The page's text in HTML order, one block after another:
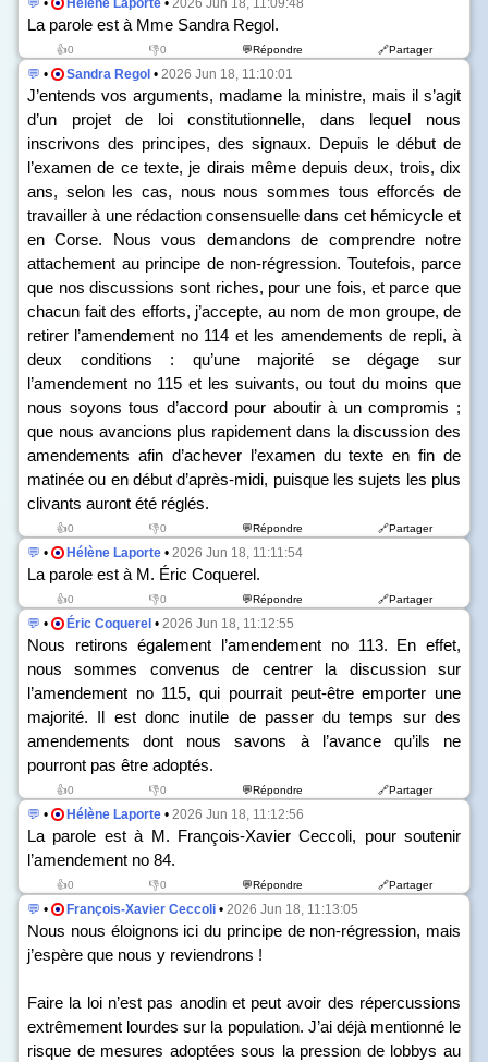
💬 • Hélène Laporte • 2026 Jun 18, 11:09:48
La parole est à Mme Sandra Regol.
👍0 👎0 💬Répondre 🔗Partager
💬 • Sandra Regol • 2026 Jun 18, 11:10:01
J’entends vos arguments, madame la ministre, mais il s’agit
d’un projet de loi constitutionnelle, dans lequel nous
inscrivons des principes, des signaux. Depuis le début de
l’examen de ce texte, je dirais même depuis deux, trois, dix
ans, selon les cas, nous nous sommes tous efforcés de
travailler à une rédaction consensuelle dans cet hémicycle et
en Corse. Nous vous demandons de comprendre notre
attachement au principe de non-régression. Toutefois, parce
que nos discussions sont riches, pour une fois, et parce que
chacun fait des efforts, j’accepte, au nom de mon groupe, de
retirer l’amendement no114 et les amendements de repli, à
deux conditions : qu’une majorité se dégage sur
l’amendement no115 et les suivants, ou tout du moins que
nous soyons tous d’accord pour aboutir à un compromis ;
que nous avancions plus rapidement dans la discussion des
amendements afin d’achever l’examen du texte en fin de
matinée ou en début d’après-midi, puisque les sujets les plus
clivants auront été réglés.
👍0 👎0 💬Répondre 🔗Partager
💬 • Hélène Laporte • 2026 Jun 18, 11:11:54
La parole est à M. Éric Coquerel.
👍0 👎0 💬Répondre 🔗Partager
💬 • Éric Coquerel • 2026 Jun 18, 11:12:55
Nous retirons également l’amendement no113. En effet,
nous sommes convenus de centrer la discussion sur
l’amendement no115, qui pourrait peut-être emporter une
majorité. Il est donc inutile de passer du temps sur des
amendements dont nous savons à l’avance qu’ils ne
pourront pas être adoptés.
👍0 👎0 💬Répondre 🔗Partager
💬 • Hélène Laporte • 2026 Jun 18, 11:12:56
La parole est à M. François-Xavier Ceccoli, pour soutenir
l’amendement no 84.
👍0 👎0 💬Répondre 🔗Partager
💬 • François-Xavier Ceccoli • 2026 Jun 18, 11:13:05
Nous nous éloignons ici du principe de non-régression, mais
j’espère que nous y reviendrons !
Faire la loi n’est pas anodin et peut avoir des répercussions
extrêmement lourdes sur la population. J’ai déjà mentionné le
risque de mesures adoptées sous la pression de lobbys au